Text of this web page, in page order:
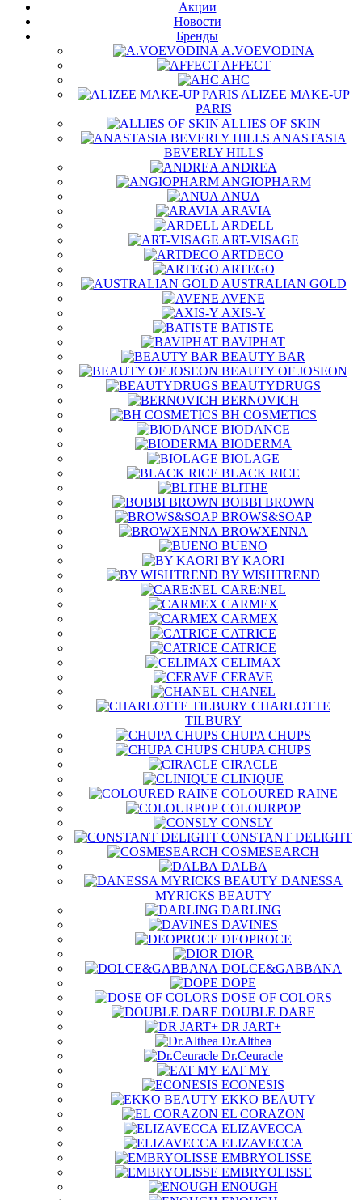
Акции
Новости
Бренды
A.VOEVODINA
AFFECT
AHC
ALIZEE MAKE-UP
PARIS
ALLIES OF SKIN
ANASTASIA
BEVERLY HILLS
ANDREA
ANGIOPHARM
ANUA
ARAVIA
ARDELL
ART-VISAGE
ARTDECO
ARTEGO
AUSTRALIAN GOLD
AVENE
AXIS-Y
BATISTE
BAVIPHAT
BEAUTY BAR
BEAUTY OF JOSEON
BEAUTYDRUGS
BERNOVICH
BH COSMETICS
BIODANCE
BIODERMA
BIOLAGE
BLACK RICE
BLITHE
BOBBI BROWN
BROWS&SOAP
BROWXENNA
BUENO
BY KAORI
BY WISHTREND
CARE:NEL
CARMEX
CARMEX
CATRICE
CATRICE
CELIMAX
CERAVE
CHANEL
CHARLOTTE
TILBURY
CHUPA CHUPS
CHUPA CHUPS
CIRACLE
CLINIQUE
COLOURED RAINE
COLOURPOP
CONSLY
CONSTANT DELIGHT
COSMESEARCH
DALBA
DANESSA
MYRICKS BEAUTY
DARLING
DAVINES
DEOPROCE
DIOR
DOLCE&GABBANA
DOPE
DOSE OF COLORS
DOUBLE DARE
DR JART+
Dr.Althea
Dr.Ceuracle
EAT MY
ECONESIS
EKKO BEAUTY
EL CORAZON
ELIZAVECCA
ELIZAVECCA
EMBRYOLISSE
EMBRYOLISSE
ENOUGH